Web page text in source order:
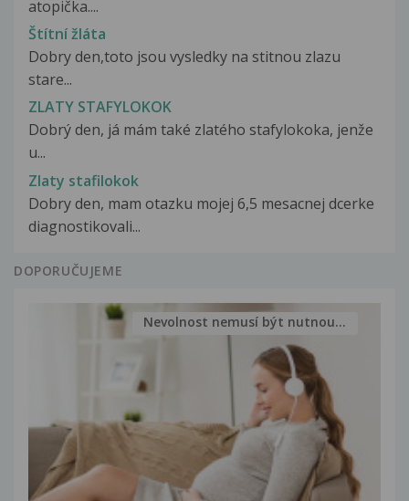
atopička....
Štítní žláta
Dobry den,toto jsou vysledky na stitnou zlazu
stare...
ZLATY STAFYLOKOK
Dobrý den, já mám také zlatého stafylokoka, jenže
u...
Zlaty stafilokok
Dobry den, mam otazku mojej 6,5 mesacnej dcerke
diagnostikovali...
DOPORUČUJEME
Nevolnost nemusí být nutnou...